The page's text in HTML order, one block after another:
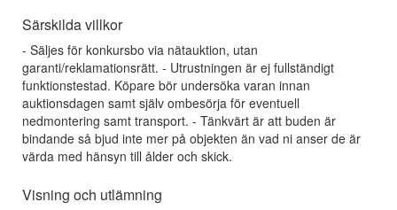
Särskilda villkor
- Säljes för konkursbo via nätauktion, utan
garanti/reklamationsrätt. - Utrustningen är ej fullständigt
funktionstestad. Köpare bör undersöka varan innan
auktionsdagen samt själv ombesörja för eventuell
nedmontering samt transport. - Tänkvärt är att buden är
bindande så bjud inte mer på objekten än vad ni anser de är
värda med hänsyn till ålder och skick.
Visning och utlämning